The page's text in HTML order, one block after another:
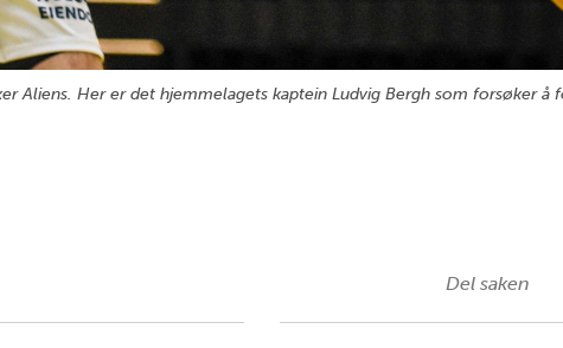
Aliens. Her er det hjemmelagets kaptein Ludvig Bergh som forsøker å
Del saken